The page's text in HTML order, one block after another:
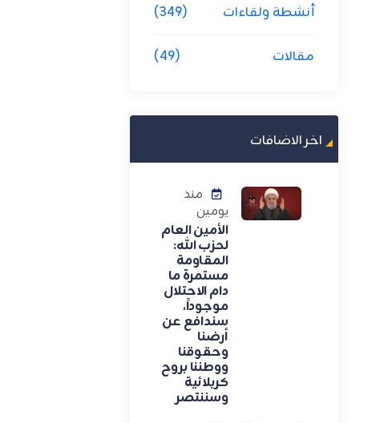
أنشطة ولقاءات (349)
مقالات (49)
اخر الاضافات
منذ
يومين
الأمين العام
لحزب الله:
المقاومة
مستمرة ما
دام الاحتلال
موجوداً،
سندافع عن
أرضنا
وحقوقنا
ووطننا بروح
كربلائية
وسننتصر